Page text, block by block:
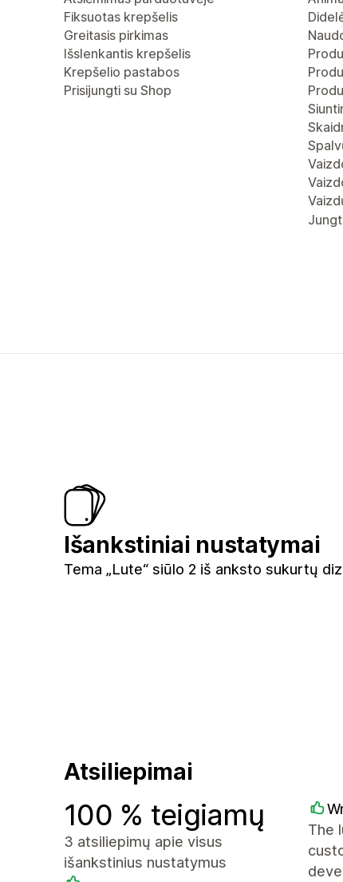
Fiksuotas krepšelis
Greitasis pirkimas
Išslenkantis krepšelis
Krepšelio pastabos
Prisijungti su Shop
Išankstiniai nustatymai
Tema „Lute“ siūlo 2 iš anksto sukurtų
Atsiliepimai
100 % teigiamų
3 atsiliepimų apie visus
išankstinius nustatymus
The